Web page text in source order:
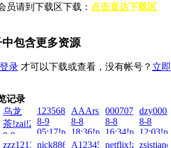
员请到下载区下载： 点击直达下载区
包含更多资源
登录 才可以下载或查看，没有帐号？ 立
记录
乌龙
茶!zai!2026-
8-9
12356880!zai!2026-
8-9
05:17!read!
AAArsmls!zai!2026-
8-8
18:36!read!
8-8
16:34!read!
8-8
zzz1213a!zai!2026-
nick8866!zai!2026-
A123456...!zai!2026-
netflix!zai!2026-